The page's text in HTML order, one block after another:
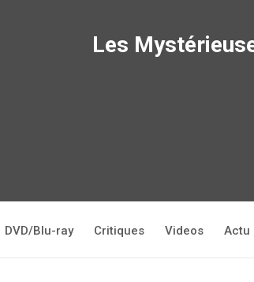
Les
DVD/Blu-ray Critiques Videos Actu